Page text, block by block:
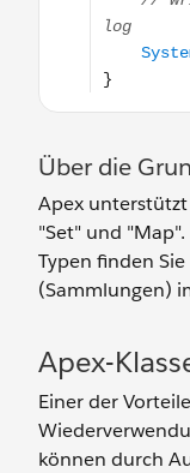
Über die
Apex
"Set" und
Typen finden
(Sammlungen)
Apex-
Einer der
können durch